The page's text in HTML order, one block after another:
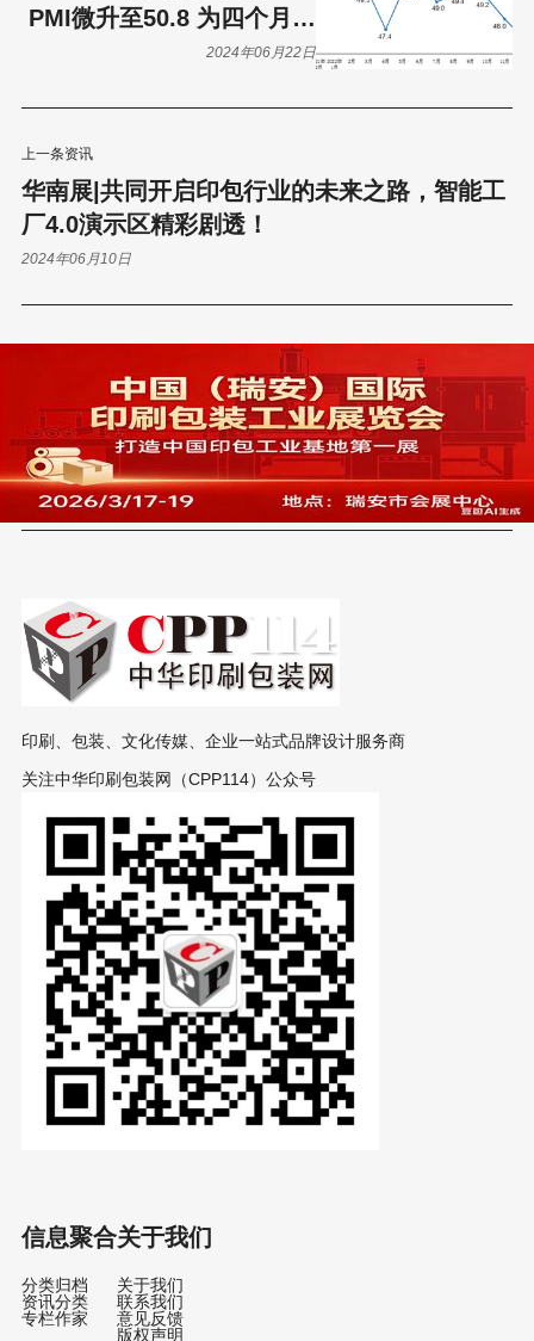
上一条资讯
华南展|共同开启印包行业的未来之路，智能工
厂4.0演示区精彩剧透！
2024年06月10日
PMI微升至50.8 为四个月新
高
2024年06月22日
印刷、包装、文化传媒、企业一站式品牌设计服务商
关注中华印刷包装网（CPP114）公众号
信息聚合
分类归档
资讯分类
专栏作家
关于我们
关于我们
联系我们
意见反馈
版权声明